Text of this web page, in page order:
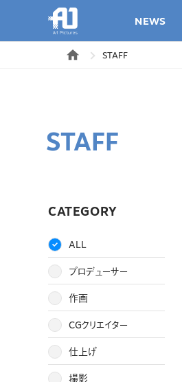
NEWS
STAFF
STAFF
CATEGORY
ALL
プロデューサー
作画
CGクリエイター
仕上げ
撮影